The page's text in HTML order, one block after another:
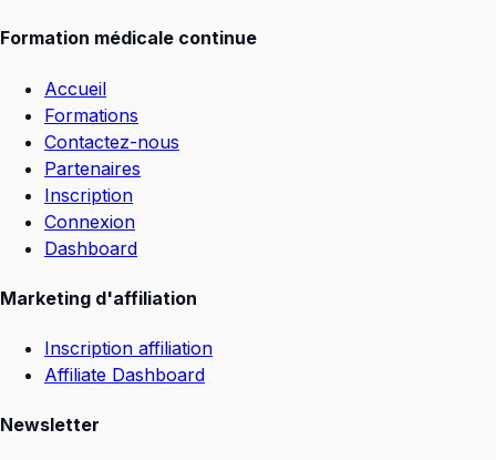
Formation médicale continue
Accueil
Formations
Contactez-nous
Partenaires
Inscription
Connexion
Dashboard
Marketing d'affiliation
Inscription affiliation
Affiliate Dashboard
Newsletter